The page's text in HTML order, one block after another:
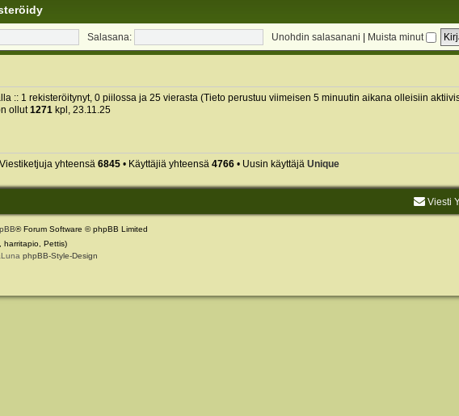
Salasana: Unohdin salasanani | Muista minut
:: 1 rekisteröitynyt, 0 piilossa ja 25 vierasta (Tieto perustuu viimeisen 5 minuutin aikana olleisiin
ollut1271kpl, 23.11.25
yhteensä 6845• Käyttäjiä yhteensä 4766• Uusin käyttäjä Unique
Viesti
® Forum Software © phpBB Limited
harritapio, Pettis)
phpBB-Style-Design